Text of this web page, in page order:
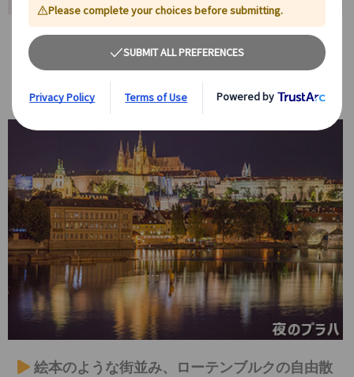
中世とバロックの世界を巡る
プラハやニュルンベルクの中世都市を散策し、温泉地カルロビ・バリ
でリラックス。世界遺産ビュルツブルクのレジデンツ宮殿ではバロッ
ク建築美を堪能します。
絵本のような街並み、ローテンブルクの自由散